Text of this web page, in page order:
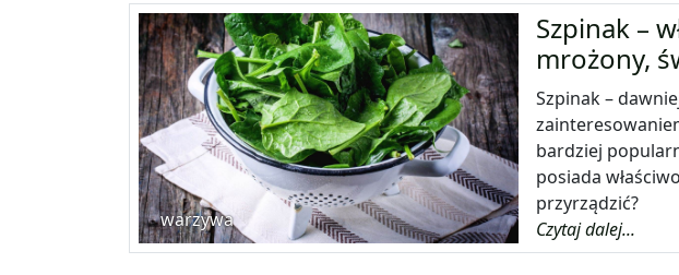
warzywa
Szpinak –
mrożony,
Szpinak –
bardziej
posiada
przyrządzić?
Czytaj dalej...